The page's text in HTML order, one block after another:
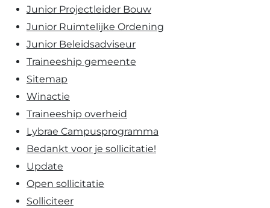
Junior Projectleider Bouw
Junior Ruimtelijke Ordening
Junior Beleidsadviseur
Traineeship gemeente
Sitemap
Winactie
Traineeship overheid
Lybrae Campusprogramma
Bedankt voor je sollicitatie!
Update
Open sollicitatie
Solliciteer